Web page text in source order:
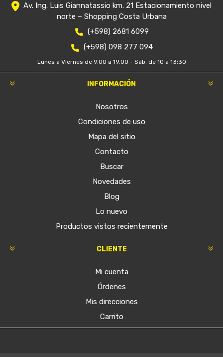
Av. Ing. Luis Giannatassio km. 21 Estacionamiento nivel
norte – Shopping Costa Urbana
(+598) 2681 6099
(+598) 098 277 094
Lunes a Viernes de 9.00 a 19.00 - Sáb. de 10 a 13:30
INFORMACIÓN
Nosotros
Condiciones de uso
Mapa del sitio
Contacto
Buscar
Novedades
Blog
Lo nuevo
Productos vistos recientemente
CLIENTE
Mi cuenta
Órdenes
Mis direcciones
Carrito